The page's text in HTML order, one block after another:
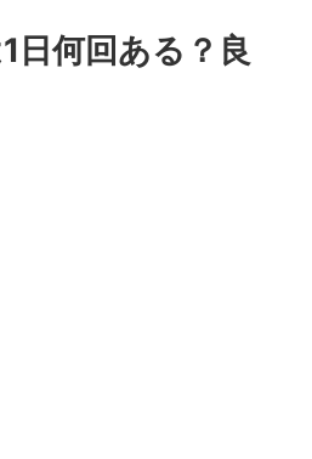
日何回ある？良